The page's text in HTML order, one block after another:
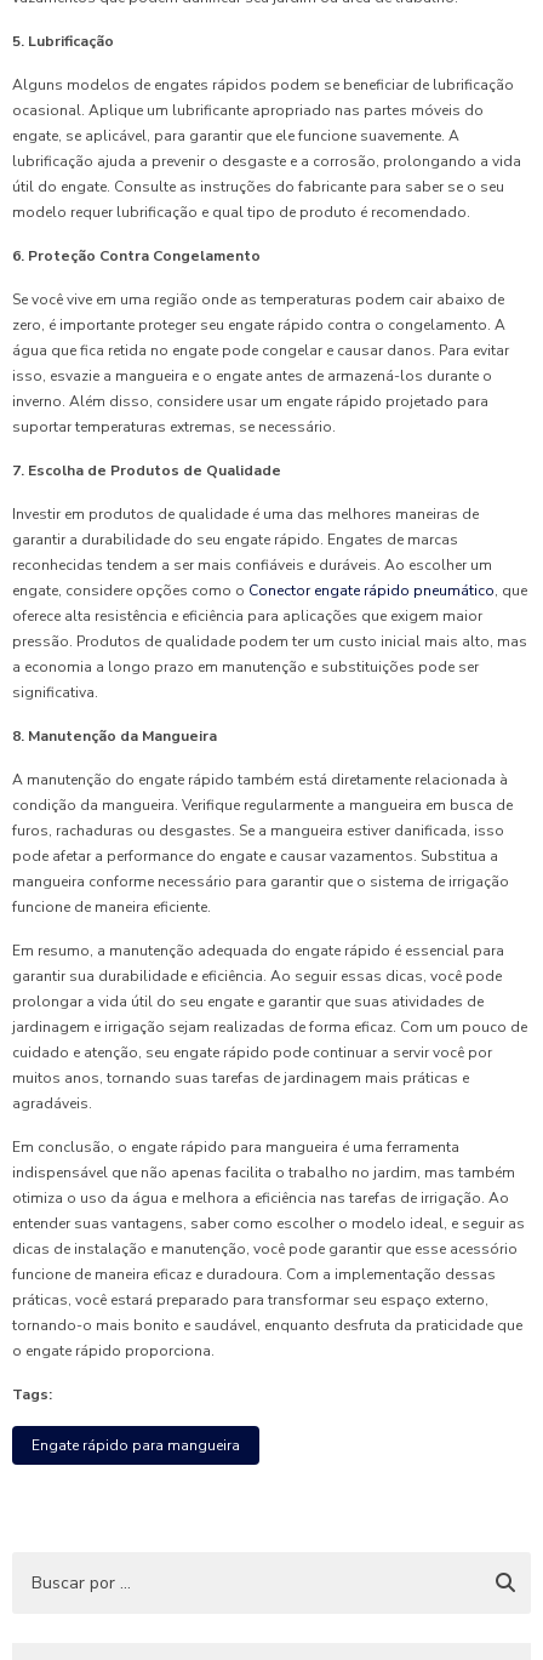
5. Lubrificação
Alguns modelos de engates rápidos podem se beneficiar de lubrificação
ocasional. Aplique um lubrificante apropriado nas partes móveis do
engate, se aplicável, para garantir que ele funcione suavemente. A
lubrificação ajuda a prevenir o desgaste e a corrosão, prolongando a vida
útil do engate. Consulte as instruções do fabricante para saber se o seu
modelo requer lubrificação e qual tipo de produto é recomendado.
6. Proteção Contra Congelamento
Se você vive em uma região onde as temperaturas podem cair abaixo de
zero, é importante proteger seu engate rápido contra o congelamento. A
água que fica retida no engate pode congelar e causar danos. Para evitar
isso, esvazie a mangueira e o engate antes de armazená-los durante o
inverno. Além disso, considere usar um engate rápido projetado para
suportar temperaturas extremas, se necessário.
7. Escolha de Produtos de Qualidade
Investir em produtos de qualidade é uma das melhores maneiras de
garantir a durabilidade do seu engate rápido. Engates de marcas
reconhecidas tendem a ser mais confiáveis e duráveis. Ao escolher um
engate, considere opções como o Conector engate rápido pneumático, que
oferece alta resistência e eficiência para aplicações que exigem maior
pressão. Produtos de qualidade podem ter um custo inicial mais alto, mas
a economia a longo prazo em manutenção e substituições pode ser
significativa.
8. Manutenção da Mangueira
A manutenção do engate rápido também está diretamente relacionada à
condição da mangueira. Verifique regularmente a mangueira em busca de
furos, rachaduras ou desgastes. Se a mangueira estiver danificada, isso
pode afetar a performance do engate e causar vazamentos. Substitua a
mangueira conforme necessário para garantir que o sistema de irrigação
funcione de maneira eficiente.
Em resumo, a manutenção adequada do engate rápido é essencial para
garantir sua durabilidade e eficiência. Ao seguir essas dicas, você pode
prolongar a vida útil do seu engate e garantir que suas atividades de
jardinagem e irrigação sejam realizadas de forma eficaz. Com um pouco de
cuidado e atenção, seu engate rápido pode continuar a servir você por
muitos anos, tornando suas tarefas de jardinagem mais práticas e
agradáveis.
Em conclusão, o engate rápido para mangueira é uma ferramenta
indispensável que não apenas facilita o trabalho no jardim, mas também
otimiza o uso da água e melhora a eficiência nas tarefas de irrigação. Ao
entender suas vantagens, saber como escolher o modelo ideal, e seguir as
dicas de instalação e manutenção, você pode garantir que esse acessório
funcione de maneira eficaz e duradoura. Com a implementação dessas
práticas, você estará preparado para transformar seu espaço externo,
tornando-o mais bonito e saudável, enquanto desfruta da praticidade que
o engate rápido proporciona.
Tags:
Engate rápido para mangueira